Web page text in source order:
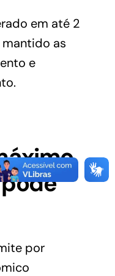
em até 2
as
e
por